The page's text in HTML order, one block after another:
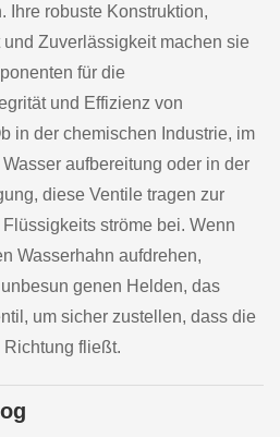
Ihre robuste Konstruktion,
Zuverlässigkeit machen sie
für die
und Effizienz von
in der chemischen Industrie, im
aufbereitung oder in der
diese Ventile tragen zur
ströme bei. Wenn
Wasserhahn aufdrehen,
genen Helden, das
um sicher zustellen, dass die
fließt.